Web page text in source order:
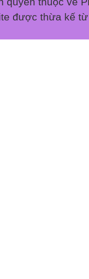
được thừa kế